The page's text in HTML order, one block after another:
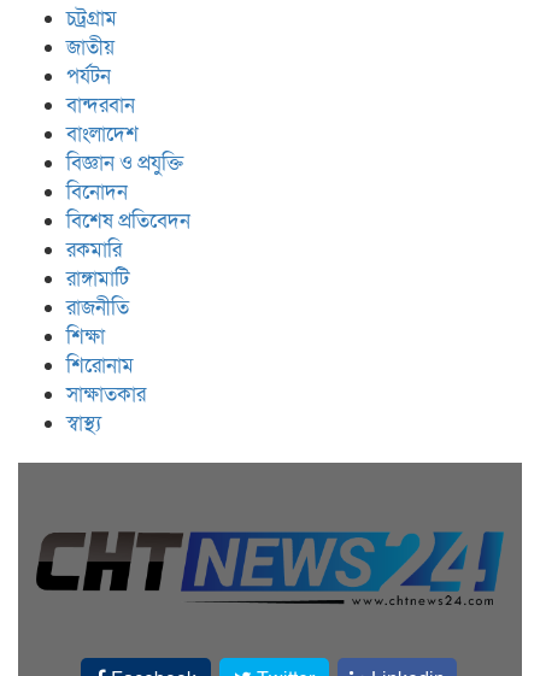
চট্রগ্রাম
জাতীয়
পর্যটন
বান্দরবান
বাংলাদেশ
বিজ্ঞান ও প্রযুক্তি
বিনোদন
বিশেষ প্রতিবেদন
রকমারি
রাঙ্গামাটি
রাজনীতি
শিক্ষা
শিরোনাম
সাক্ষাতকার
স্বাস্থ্য